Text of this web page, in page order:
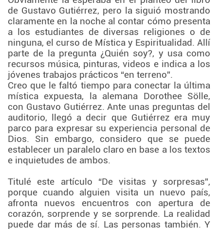
de Gustavo Gutiérrez, pero la siguió mostrando
claramente en la noche al contar cómo presenta
a los estudiantes de diversas religiones o de
ninguna, el curso de Mística y Espiritualidad. Allí
parte de la pregunta ¿Quién soy?, y usa como
recursos música, pinturas, videos e indica a los
jóvenes trabajos prácticos “en terreno”.
Creo que le faltó tiempo para conectar la última
mística expuesta, la alemana Dorothee Sölle,
con Gustavo Gutiérrez. Ante unas preguntas del
auditorio, llegó a decir que Gutiérrez era muy
parco para expresar su experiencia personal de
Dios. Sin embargo, considero que se puede
establecer un paralelo claro en base a los textos
e inquietudes de ambos.
Titulé este artículo “De visitas y sorpresas”,
porque cuando alguien visita un nuevo país,
afronta nuevos encuentros con apertura de
corazón, sorprende y se sorprende. La realidad
puede dar más de sí. Las personas también. Y